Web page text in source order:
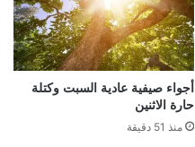
أجواء صيفية عادية السبت وكتلة
حارة الاثنين
منذ 51 دقيقة